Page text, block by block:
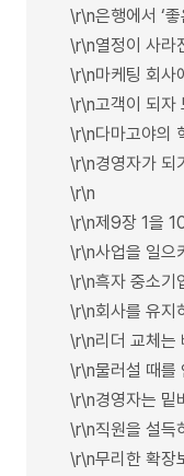
\r\n은행에서 ‘
\r\n열정이 사라
\r\n마케팅 회사
\r\n고객이 되자
\r\n다마고야의
\r\n경영자가 되
\r\n
\r\n제9장 1을
\r\n사업을 일으
\r\n흑자 중소기
\r\n회사를 유지
\r\n리더 교체는
\r\n물러설 때를
\r\n경영자는 밑
\r\n직원을 설득
\r\n무리한 확장